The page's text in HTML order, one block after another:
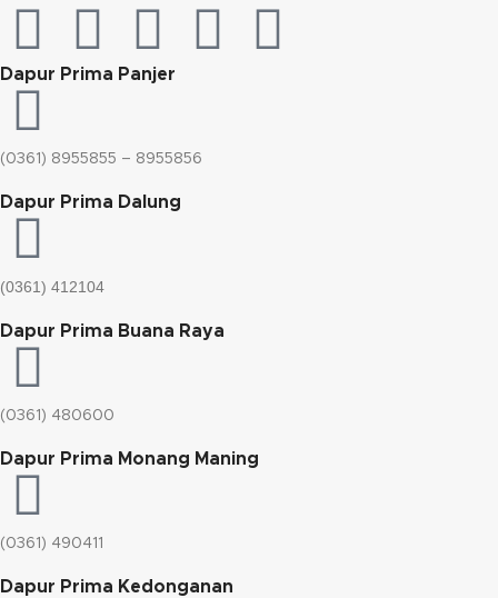
Dapur Prima Panjer
(0361) 8955855 – 8955856​
Dapur Prima Dalung
(0361) 412104
Dapur Prima Buana Raya
(0361) 480600
Dapur Prima Monang Maning
(0361) 490411​
Dapur Prima Kedonganan